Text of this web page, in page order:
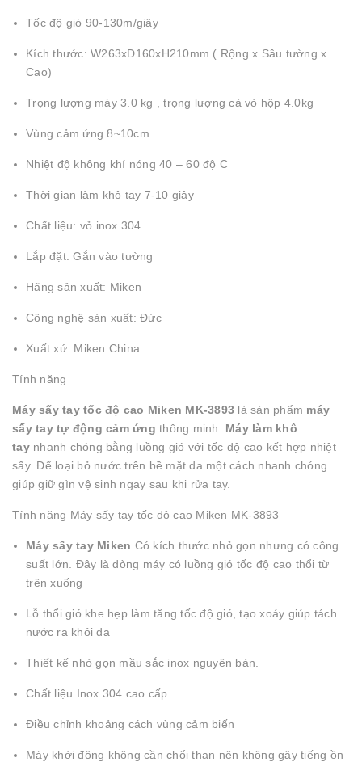
Tốc độ gió 90-130m/giây
Kích thước: W263xD160xH210mm ( Rộng x Sâu tường x
Cao)
Trọng lượng máy 3.0 kg , trọng lượng cả vỏ hộp 4.0kg
Vùng cảm ứng 8~10cm
Nhiệt độ không khí nóng 40 – 60 độ C
Thời gian làm khô tay 7-10 giây
Chất liệu: vỏ inox 304
Lắp đặt: Gắn vào tường
Hãng sản xuất: Miken
Công nghệ sản xuất: Đức
Xuất xứ: Miken China
Tính năng
Máy sấy tay tốc độ cao Miken MK-3893 là sản phẩm máy
sấy tay tự động cảm ứng thông minh. Máy làm khô
taynhanh chóng bằng luồng gió với tốc độ cao kết hợp nhiệt
sấy. Để loại bỏ nước trên bề mặt da một cách nhanh chóng
giúp giữ gìn vệ sinh ngay sau khi rửa tay.
Tính năng Máy sấy tay tốc độ cao Miken MK-3893
Máy sấy tay Miken Có kích thước nhỏ gọn nhưng có công
suất lớn. Đây là dòng máy có luồng gió tốc độ cao thổi từ
trên xuống
Lỗ thổi gió khe hẹp làm tăng tốc độ gió, tạo xoáy giúp tách
nước ra khỏi da
Thiết kế nhỏ gọn mầu sắc inox nguyên bản.
Chất liệu Inox 304 cao cấp
Điều chỉnh khoảng cách vùng cảm biến
Máy khởi động không cần chổi than nên không gây tiếng ồn